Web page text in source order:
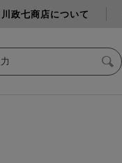
政七商店について